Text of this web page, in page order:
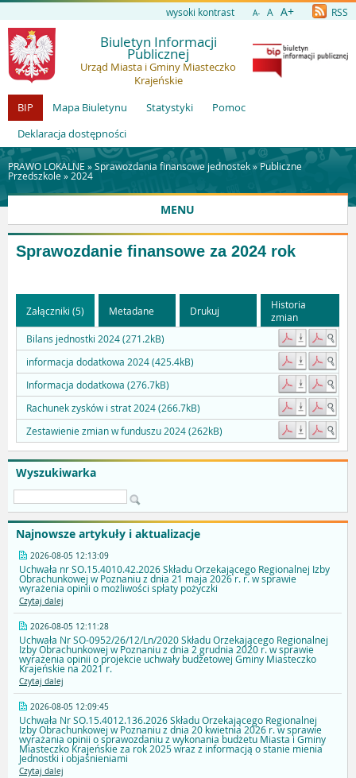
wysoki kontrast A- A A+ RSS
Biuletyn Informacji
Publicznej
Urząd Miasta i Gminy Miasteczko
Krajeńskie
BIP
Mapa Biuletynu Statystyki
Pomoc
Deklaracja dostępności
PRAWO LOKALNE »Sprawozdania finansowe jednostek» Publiczne
Przedszkole» 2024
MENU
Wyszukiwarka
Najnowsze artykuły i aktualizacje
2026-08-05 12:13:09
Uchwała nr SO.15.4010.42.2026 Składu Orzekającego Regionalnej Izby
Obrachunkowej w Poznaniu z dnia 21 maja 2026 r. r. w sprawie
wyrażenia opinii o możliwości spłaty pożyczki
Czytaj dalej
2026-08-05 12:11:28
Uchwała Nr SO-0952/26/12/Ln/2020 Składu Orzekającego Regionalnej
Izby Obrachunkowej w Poznaniu z dnia 2 grudnia 2020 r. w sprawie
wyrażenia opinii o projekcie uchwały budżetowej Gminy Miasteczko
Krajeńskie na 2021 r.
Czytaj dalej
2026-08-05 12:09:45
Uchwała Nr SO.15.4012.136.2026 Składu Orzekającego Regionalnej
Izby Obrachunkowej w Poznaniu z dnia 20 kwietnia 2026 r. w sprawie
wyrażania opinii o sprawozdaniu z wykonania budżetu Miasta i Gminy
Miasteczko Krajeńskie za rok 2025 wraz z informacją o stanie mienia
Jednostki i objaśnieniami
Czytaj dalej
Sprawozdanie finansowe za 2024 rok
Załączniki (5) Metadane Drukuj
Historia
zmian
Bilans jednostki 2024 (271.2kB)
informacja dodatkowa 2024 (425.4kB)
Informacja dodatkowa (276.7kB)
Rachunek zysków i strat 2024 (266.7kB)
Zestawienie zmian w funduszu 2024 (262kB)